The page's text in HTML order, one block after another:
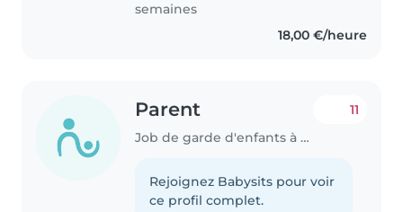
semaines
18,00 €/heure
Parent
Job de garde d'enfants à Steinsel
11
Rejoignez Babysits pour voir
ce profil complet.